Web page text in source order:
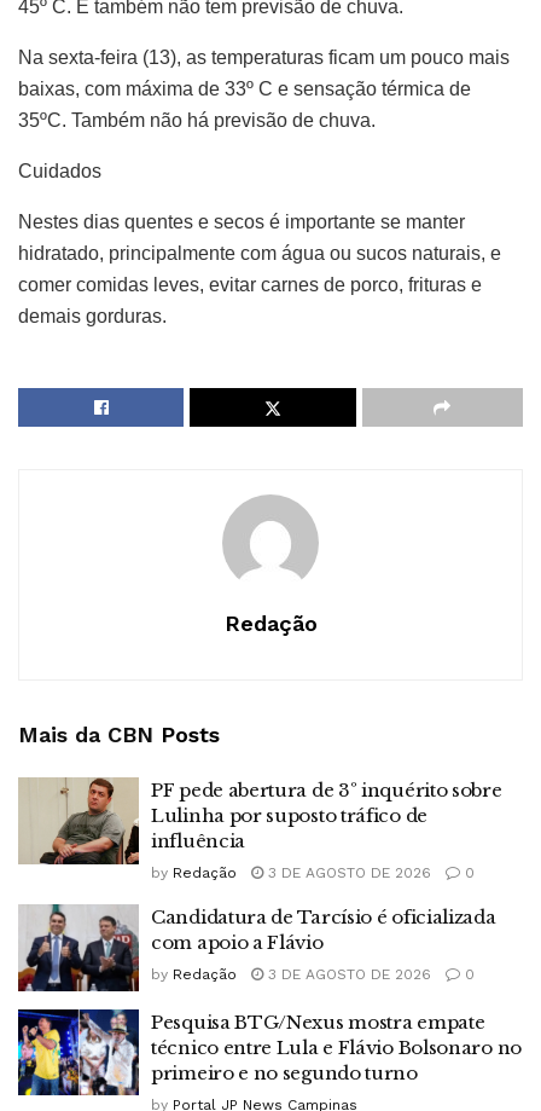
45º C. E também não tem previsão de chuva.
Na sexta-feira (13), as temperaturas ficam um pouco mais
baixas, com máxima de 33º C e sensação térmica de
35ºC. Também não há previsão de chuva.
Cuidados
Nestes dias quentes e secos é importante se manter
hidratado, principalmente com água ou sucos naturais, e
comer comidas leves, evitar carnes de porco, frituras e
demais gorduras.
Redação
Mais da CBN Posts
PF pede abertura de 3º inquérito sobre
Lulinha por suposto tráfico de
influência
by Redação 3 DE AGOSTO DE 2026 0
Candidatura de Tarcísio é oficializada
com apoio a Flávio
by Redação 3 DE AGOSTO DE 2026 0
Pesquisa BTG/Nexus mostra empate
técnico entre Lula e Flávio Bolsonaro no
primeiro e no segundo turno
by Portal JP News Campinas